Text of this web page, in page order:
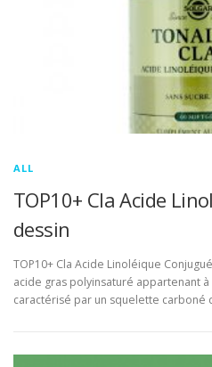
ALL
TOP10+ Cla Acide
dessin
TOP10+ Cla Acide Linoléique
acide gras polyinsaturé appartenant
caractérisé par un squelette carboné